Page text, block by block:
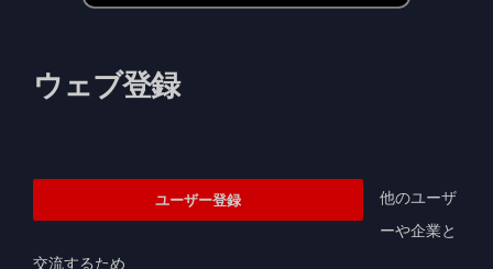
ウェブ登録
ユーザー登録
他のユーザ
ーや企業と
交流するため